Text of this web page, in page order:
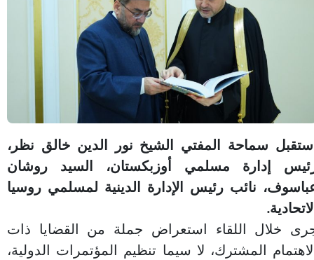
سماحة المفتي الشيخ نور الدين خالق نظر،
إدارة مسلمي أوزبكستان، السيد روشان
نائب رئيس الإدارة الدينية لمسلمي روسيا
خلال اللقاء استعراض جملة من القضايا ذات
المشترك، لا سيما تنظيم المؤتمرات الدولية،